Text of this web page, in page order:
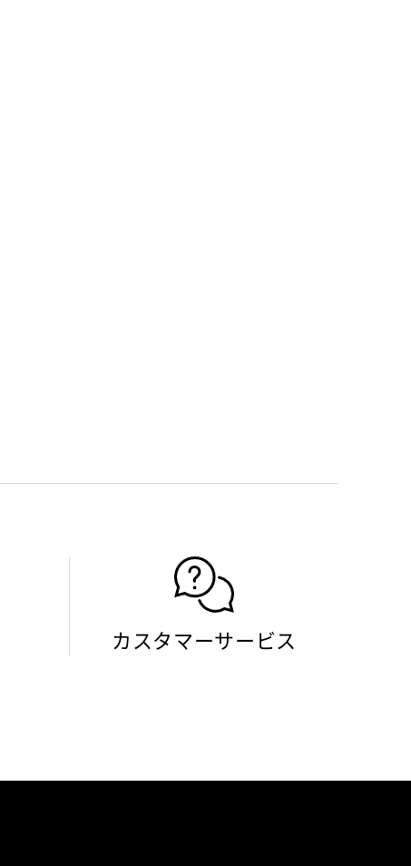
カスタマーサービス